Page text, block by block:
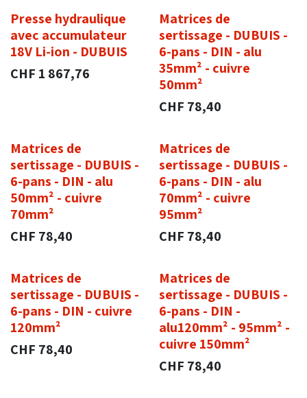
Presse hydraulique
avec accumulateur
18V Li-ion - DUBUIS
CHF 1 867,76
Matrices de
sertissage - DUBUIS -
6-pans - DIN - alu
35mm² - cuivre
50mm²
CHF 78,40
Matrices de
sertissage - DUBUIS -
6-pans - DIN - alu
50mm² - cuivre
70mm²
CHF 78,40
Matrices de
sertissage - DUBUIS -
6-pans - DIN - alu
70mm² - cuivre
95mm²
CHF 78,40
Matrices de
sertissage - DUBUIS -
6-pans - DIN - cuivre
120mm²
CHF 78,40
Matrices de
sertissage - DUBUIS -
6-pans - DIN -
alu120mm² - 95mm² -
cuivre 150mm²
CHF 78,40